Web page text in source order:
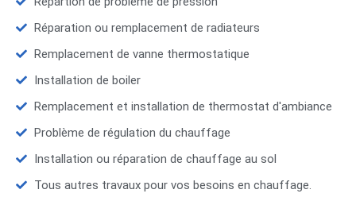
Réparation ou remplacement de radiateurs
Remplacement de vanne thermostatique
Installation de boiler
Remplacement et installation de thermostat d'ambiance
Problème de régulation du chauffage
Installation ou réparation de chauffage au sol
Tous autres travaux pour vos besoins en chauffage.